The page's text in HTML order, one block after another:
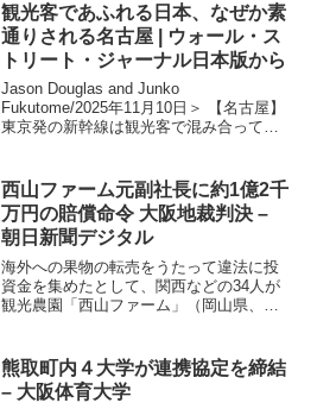
観光客であふれる日本、なぜか素
通りされる名古屋 | ウォール・ス
トリート・ジャーナル日本版から
Jason Douglas and Junko
Fukutome/2025年11月10日＞ 【名古屋】
東京発の新幹線は観光客で混み合ってい
ート
西山ファーム元副社長に約1億2千
万円の賠償命令 大阪地裁判決 –
朝日新聞デジタル
海外への果物の転売をうたって違法に投
資金を集めたとして、関西などの34人が
観光農園「西山ファーム」（岡山県、破
熊取町内４大学が連携協定を締結
– 大阪体育大学